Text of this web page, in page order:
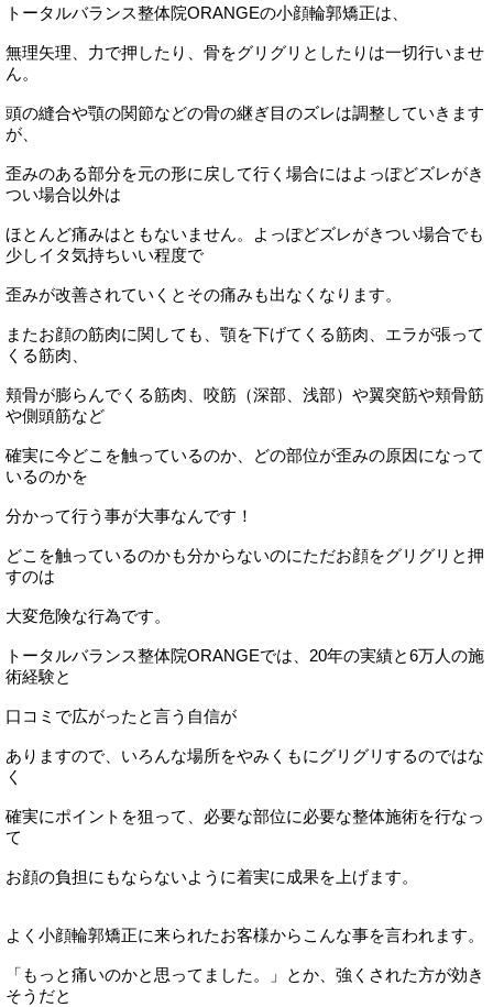
トータルバランス整体院ORANGEの小顔輪郭矯正は、
無理矢理、力で押したり、骨をグリグリとしたりは一切行いませ
ん。
頭の縫合や顎の関節などの骨の継ぎ目のズレは調整していきます
が、
歪みのある部分を元の形に戻して行く場合にはよっぽどズレがき
つい場合以外は
ほとんど痛みはともないません。よっぽどズレがきつい場合でも
少しイタ気持ちいい程度で
歪みが改善されていくとその痛みも出なくなります。
またお顔の筋肉に関しても、顎を下げてくる筋肉、エラが張って
くる筋肉、
頬骨が膨らんでくる筋肉、咬筋（深部、浅部）や翼突筋や頬骨筋
や側頭筋など
確実に今どこを触っているのか、どの部位が歪みの原因になって
いるのかを
分かって行う事が大事なんです！
どこを触っているのかも分からないのにただお顔をグリグリと押
すのは
大変危険な行為です。
トータルバランス整体院ORANGEでは、20年の実績と6万人の施
術経験と
口コミで広がったと言う自信が
ありますので、いろんな場所をやみくもにグリグリするのではな
く
確実にポイントを狙って、必要な部位に必要な整体施術を行なっ
て
お顔の負担にもならないように着実に成果を上げます。
よく小顔輪郭矯正に来られたお客様からこんな事を言われます。
「もっと痛いのかと思ってました。」とか、強くされた方が効き
そうだと